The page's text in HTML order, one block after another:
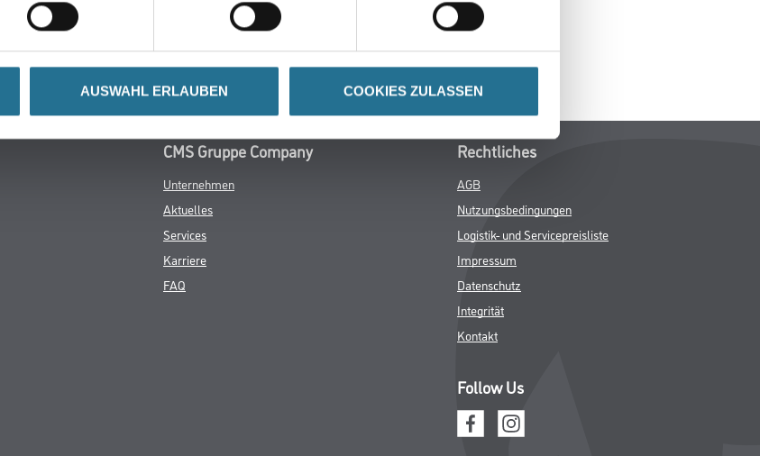
AUSWAHL ERLAUBEN COOKIES ZULASSEN
CMS Gruppe Company
Unternehmen
Aktuelles
Services
Karriere
FAQ
Rechtliches
AGB
Nutzungsbedingungen
Logistik- und Servicepreisliste
Impressum
Datenschutz
Integrität
Kontakt
Follow Us